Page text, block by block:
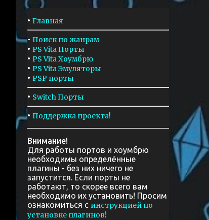
• Главная
- Поиск по жанрам
• PS Vita Порты
• PS Vita Хоумбрю
• PS Vita Эмуляторы
• PSP порты
• Switch Порты
• Поддержка проекта!
Внимание!
Для работы портов и хоумбрю
необходимы определённые
плагины - без них ничего не
запустится. Если порты не
работают, то скорее всего вам
необходимо их установить! Просим
ознакомиться с инструкцией по
установке плагинов!